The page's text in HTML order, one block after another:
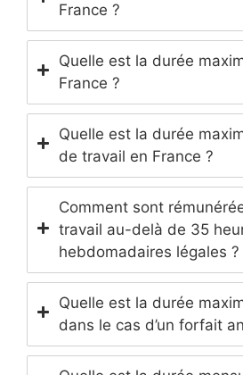
France ?
Quelle est la durée
France ?
Quelle est la durée
de travail en France ?
Comment sont
travail au-delà de 35
hebdomadaires légales ?
Quelle est la durée
dans le cas d’un forfait